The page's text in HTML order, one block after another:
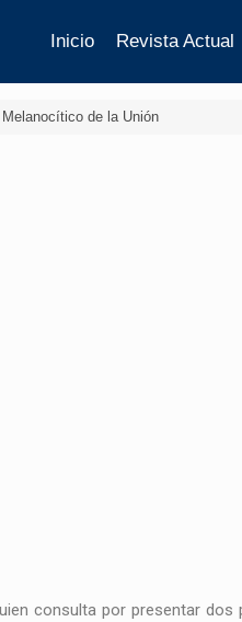
Inicio Revista Actual
de la Unión
consulta por presentar